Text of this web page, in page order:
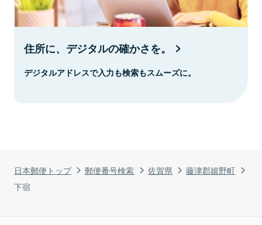
日本郵便トップ 郵便番号検索 佐賀県
藤津郡嬉野町
下宿
住所に、デジタルの確かさを。
デジタルアドレスで入力も検索もスムーズに。